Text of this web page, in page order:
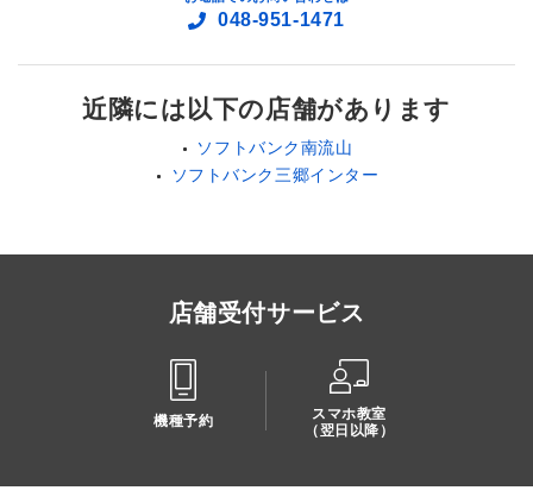
048-951-1471
近隣には以下の店舗があります
ソフトバンク南流山
ソフトバンク三郷インター
店舗受付サービス
機種予約
スマホ教室
（翌日以降）